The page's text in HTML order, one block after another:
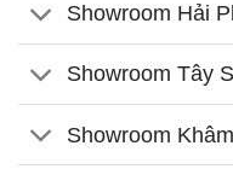
Showroom Hải
Showroom Tây
Showroom